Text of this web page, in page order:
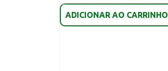
ADICIONAR AO CARRINHO